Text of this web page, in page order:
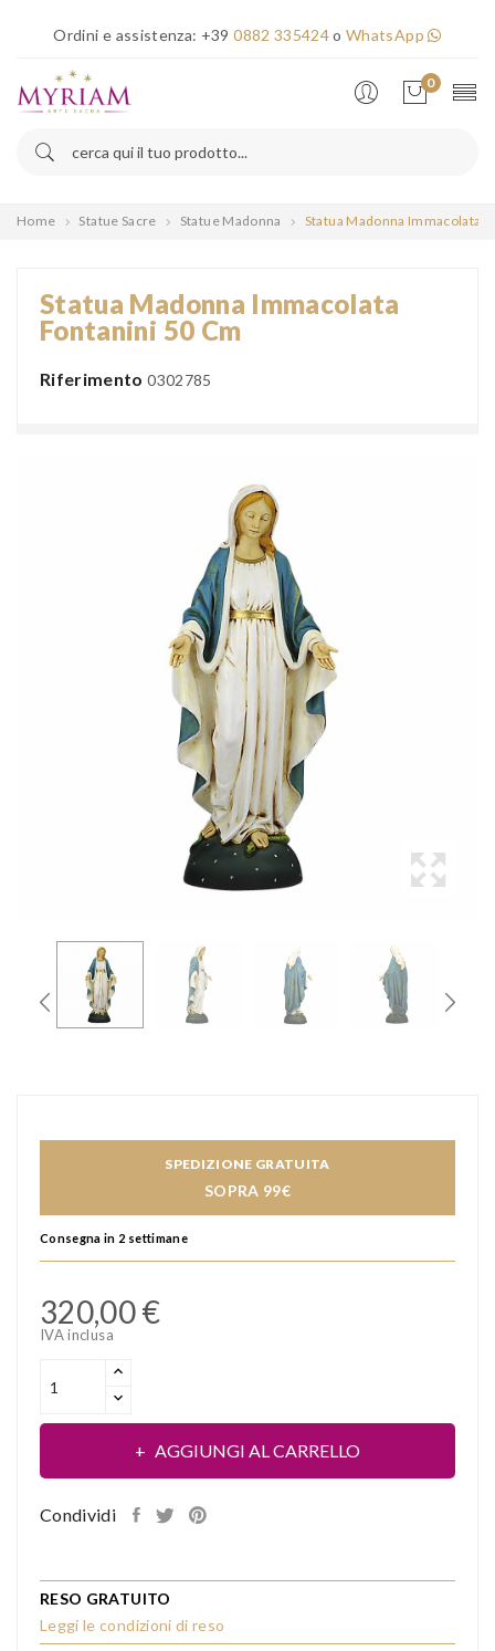
Ordini e assistenza: +390882 335424oWhatsApp
0
Home Statue Sacre Statue Madonna Statua Madonna Immacolata
Statua Madonna Immacolata
Fontanini 50 Cm
Riferimento 0302785
SPEDIZIONE GRATUITA
SOPRA 99€
Consegna in 2 settimane
320,00 €
IVA inclusa
AGGIUNGI AL CARRELLO
Condividi
RESO GRATUITO
Leggi le condizioni di reso